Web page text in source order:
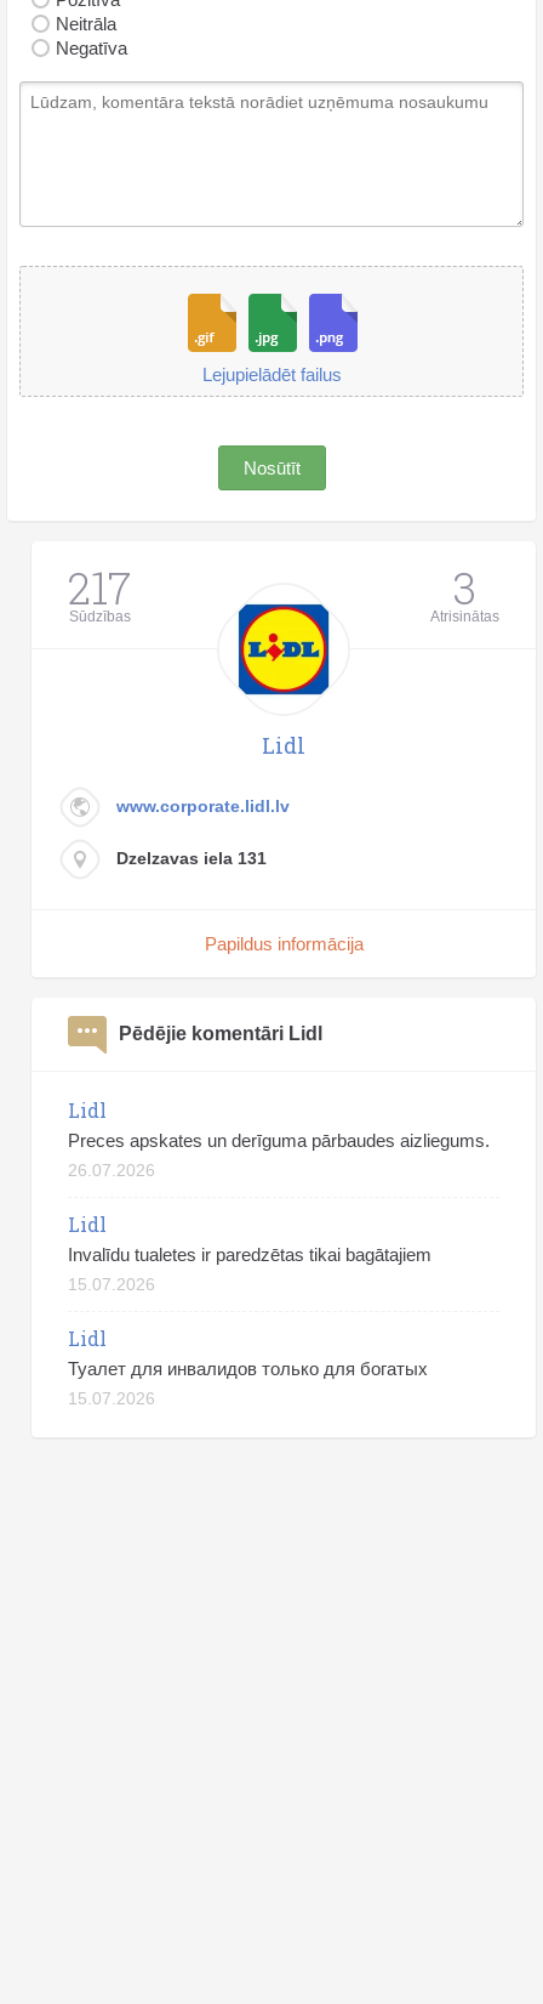
Neitrāla
Negatīva
Lejupielādēt failus
Nosūtīt
217
Sūdzības 3
Atrisinātas
Lidl
www.corporate.lidl.lv
Dzelzavas iela 131
Papildus informācija
Pēdējie komentāri Lidl
Lidl
Preces apskates un derīguma pārbaudes aizliegums.
26.07.2026
Lidl
Invalīdu tualetes ir paredzētas tikai bagātajiem
15.07.2026
Lidl
Туалет для инвалидов только для богатых
15.07.2026